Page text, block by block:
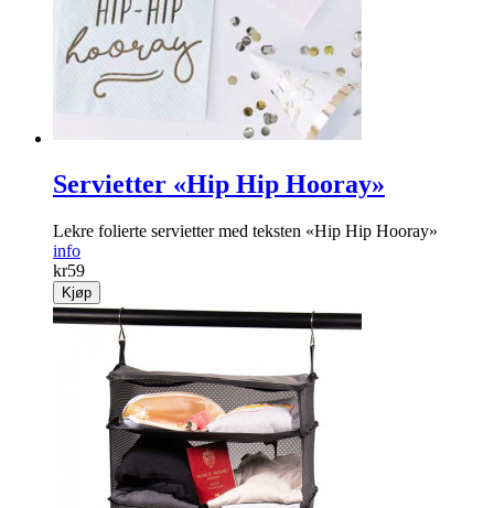
Servietter «Hip Hip Hooray»
Lekre folierte servietter med teksten «Hip Hip Hooray»
info
kr59
Kjøp